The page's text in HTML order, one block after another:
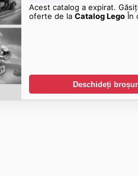
Acest catalog a expirat.
oferte de laCatalog Lego În
Deschideți